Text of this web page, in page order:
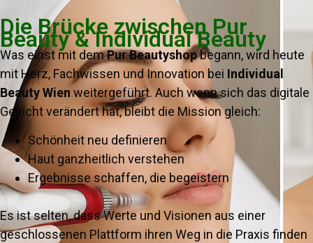
Die Brücke zwischen Pur
Beauty & Individual Beauty
Was einst mit demPur Beautyshopbegann, wird heute
mit Herz, Fachwissen und Innovation bei Individual
Beauty Wien weitergeführt. Auch wenn sich das digitale
Gesicht verändert hat, bleibt die Mission gleich:
Schönheit neu definieren
Haut ganzheitlich verstehen
Ergebnisse schaffen, die begeistern
Es ist selten, dass Werte und Visionen aus einer
geschlossenen Plattform ihren Weg in die Praxis finden